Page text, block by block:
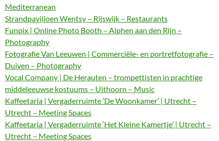
Mediterranean
Strandpaviljoen Wentsy – Rijswijk – Restaurants
Funpix | Online Photo Booth – Alphen aan den Rijn –
Photography
Fotografie Van Leeuwen | Commerciële- en portretfotografie –
Duiven – Photography
Vocal Company | De Herauten – trompettisten in prachtige
middeleeuwse kostuums – Uithoorn – Music
Kaffeetaria | Vergaderruimte ‘De Woonkamer’ | Utrecht –
Utrecht – Meeting Spaces
Kaffeetaria | Vergaderruimte ‘Het Kleine Kamertje’ | Utrecht –
Utrecht – Meeting Spaces